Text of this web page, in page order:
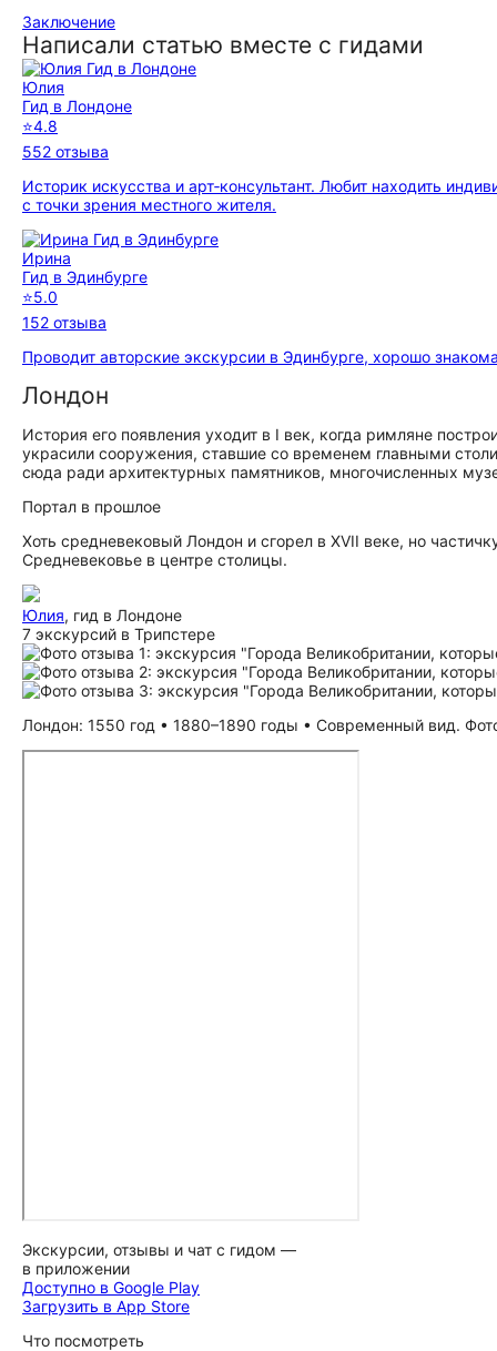
Заключение
Написали статью вместе с гидами
Юлия
Гид в Лондоне
⭐4.8
552 отзыва
Историк искусства и арт‑консультант. Любит находить
с точки зрения местного жителя.
Ирина
Гид в Эдинбурге
⭐5.0
152 отзыва
Проводит авторские экскурсии в Эдинбурге, хорошо
Лондон
История его появления уходит в I век, когда римляне
украсили сооружения, ставшие со временем главными
сюда ради архитектурных памятников, многочисленных
Портал в прошлое
Хоть средневековый Лондон и сгорел в XVII веке, но
Средневековье в центре столицы.
Юлия, гид в Лондоне
7 экскурсий в Трипстере
Лондон: 1550 год • 1880–1890 годы • Современный вид.
Экскурсии, отзывы и чат с гидом —
в приложении
Доступно в Google Play
Загрузить в App Store
Что посмотреть